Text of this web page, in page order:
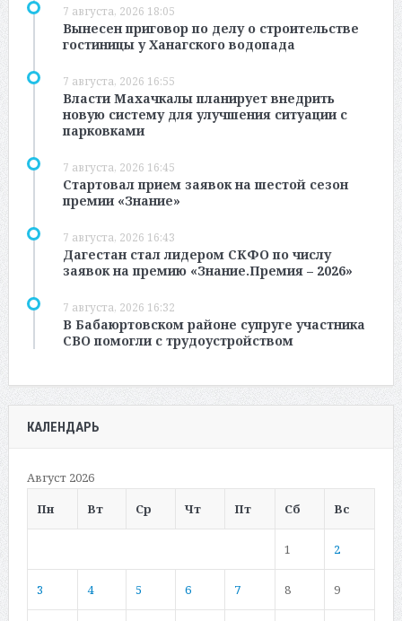
7 августа, 2026 18:05
Вынесен приговор по делу о строительстве
гостиницы у Ханагского водопада
7 августа, 2026 16:55
Власти Махачкалы планирует внедрить
новую систему для улучшения ситуации с
парковками
7 августа, 2026 16:45
Стартовал прием заявок на шестой сезон
премии «Знание»
7 августа, 2026 16:43
Дагестан стал лидером СКФО по числу
заявок на премию «Знание.Премия – 2026»
7 августа, 2026 16:32
В Бабаюртовском районе супруге участника
СВО помогли с трудоустройством
КАЛЕНДАРЬ
Август 2026
Пн
Вт Ср Чт Пт Сб Вс
1 2
3 4 5 6 7 8 9